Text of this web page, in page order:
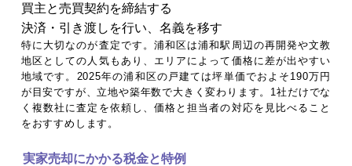
買主と売買契約を締結する
決済・引き渡しを行い、名義を移す
特に大切なのが査定です。浦和区は浦和駅周辺の再開発や文教
地区としての人気もあり、エリアによって価格に差が出やすい
地域です。2025年の浦和区の戸建ては坪単価でおよそ190万円
が目安ですが、立地や築年数で大きく変わります。1社だけでな
く複数社に査定を依頼し、価格と担当者の対応を見比べること
をおすすめします。
実家売却にかかる税金と特例